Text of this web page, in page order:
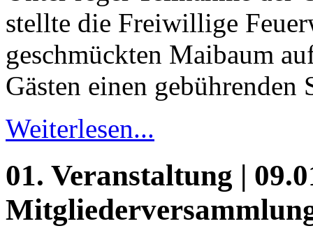
stellte die Freiwillige
geschmückten Maibaum
Gästen einen
Weiterlesen...
01. Veranstaltung |